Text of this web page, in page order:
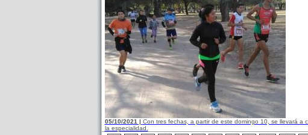
05/10/2021 | Con tres fechas, a partir de este domingo 10, se llevará a
la especialidad.